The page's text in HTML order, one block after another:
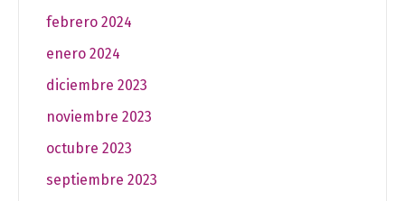
febrero 2024
enero 2024
diciembre 2023
noviembre 2023
octubre 2023
septiembre 2023